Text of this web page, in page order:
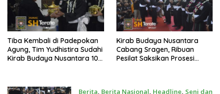
Tiba Kembali di Padepokan
Agung, Tim Yudhistira Sudahi
Kirab Budaya Nusantara 100
Kirab Budaya Nusantara
Cabang Sragen, Ribuan
Pesilat Saksikan Prosesi
Berita, Berita Nasional, Headline, Seni dan